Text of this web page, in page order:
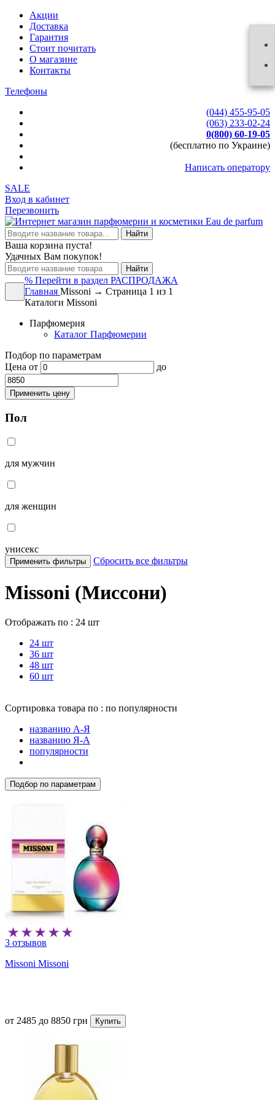
Акции
Доставка
Гарантия
Стоит почитать
О магазине
Контакты
Телефоны
(044) 455-95-05
(063) 233-02-24
0(800) 60-19-05
(бесплатно по Украине)
Написать оператору
SALE
Вход в кабинет
Перезвонить
Найти
Ваша корзина пуста!
Удачных Вам покупок!
Найти
% Перейти в раздел РАСПРОДАЖА
Главная Missoni → Страница 1 из 1
Каталоги Missoni
Парфюмерия
Каталог Парфюмерии
Подбор по параметрам
Цена от до
Применить цену
Пол
для мужчин
для женщин
унисекс
Применить фильтры Сбросить все фильтры
Missoni (Миссони)
Отображать по : 24 шт
24 шт
36 шт
48 шт
60 шт
Сортировка товара по : по популярности
названию А-Я
названию Я-А
популярности
Подбор по параметрам
3 отзывов
Missoni Missoni
от 2485 до 8850 грн Купить